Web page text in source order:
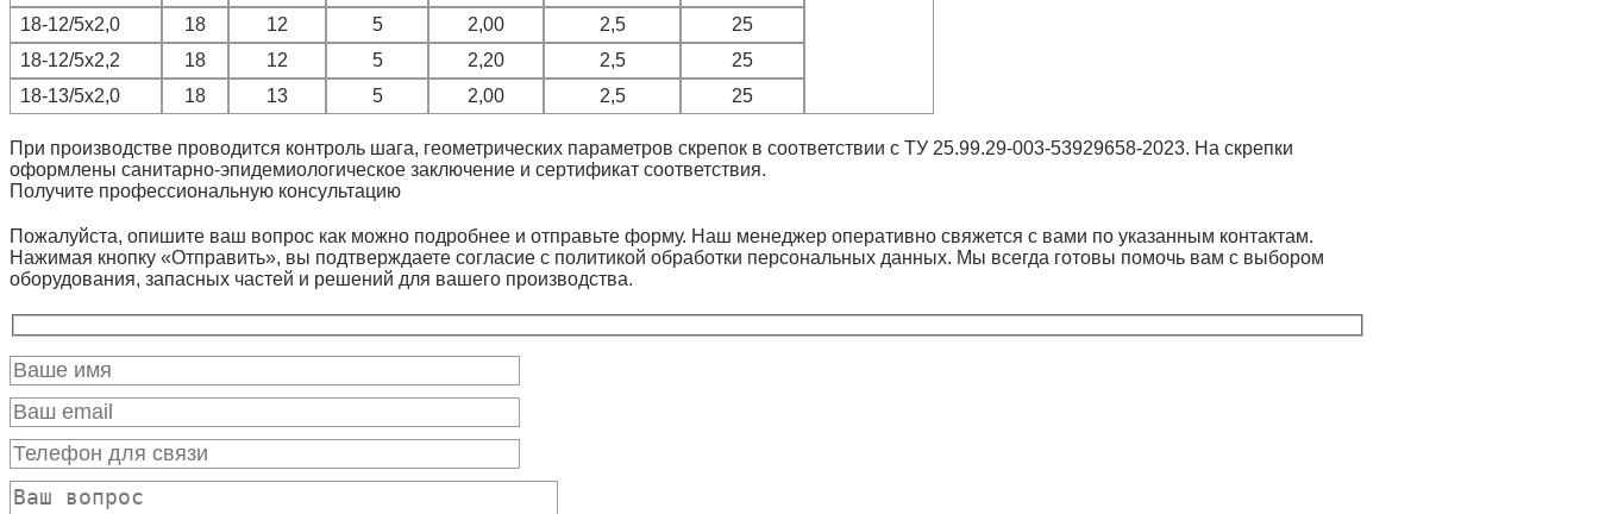
18-12/5х2,0
18 12 5 2,00 2,5
25
18-12/5х2,2
18 12 5 2,20 2,5
25
18-13/5х2,0
18 13 5 2,00 2,5 25
При производстве проводится контроль шага, геометрических параметров скрепок в соответствии с ТУ 25.99.29-003-53929658-2023. На скрепки
оформлены санитарно-эпидемиологическое заключение и сертификат соответствия.
Получите профессиональную консультацию
Пожалуйста, опишите ваш вопрос как можно подробнее и отправьте форму. Наш менеджер оперативно свяжется с вами по указанным контактам.
Нажимая кнопку «Отправить», вы подтверждаете согласие с политикой обработки персональных данных. Мы всегда готовы помочь вам с выбором
оборудования, запасных частей и решений для вашего производства.